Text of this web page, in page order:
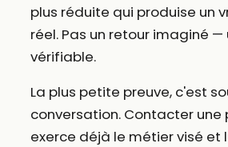
plus réduite qui produise un
réel. Pas un retour imaginé —
vérifiable.
La plus petite preuve, c'est
conversation. Contacter une
exerce déjà le métier visé et